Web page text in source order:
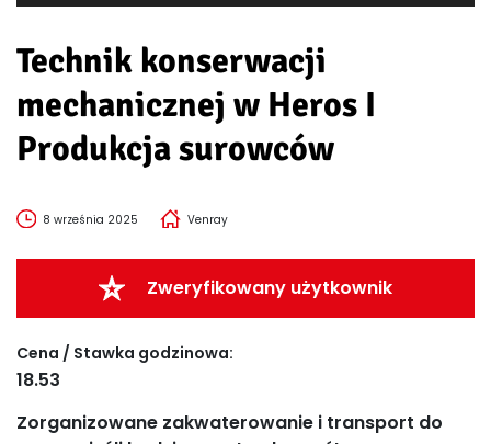
Technik konserwacji
mechanicznej w Heros I
Produkcja surowców
8 września 2025 Venray
Zweryfikowany użytkownik
Cena / Stawka godzinowa:
18.53
Zorganizowane zakwaterowanie i transport do